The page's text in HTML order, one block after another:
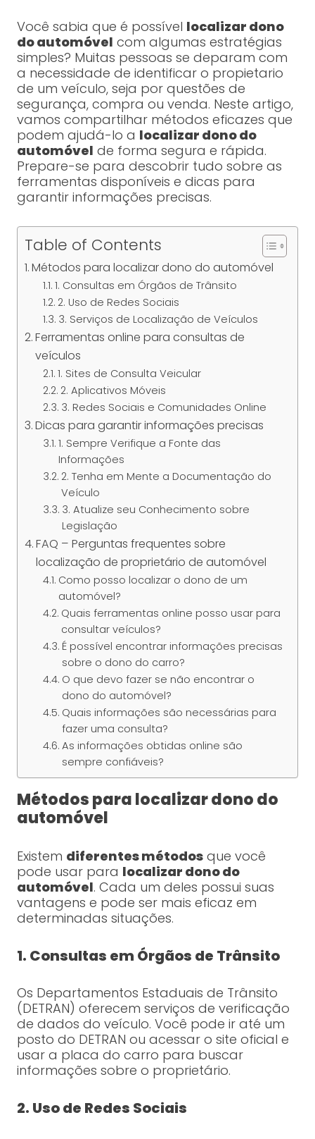
Você sabia que é possível localizar dono
do automóvel com algumas estratégias
simples? Muitas pessoas se deparam com
a necessidade de identificar o propietario
de um veículo, seja por questões de
segurança, compra ou venda. Neste artigo,
vamos compartilhar métodos eficazes que
podem ajudá-lo a localizar dono do
automóvel de forma segura e rápida.
Prepare-se para descobrir tudo sobre as
ferramentas disponíveis e dicas para
garantir informações precisas.
Table of Contents
Métodos para localizar dono do automóvel
1. Consultas em Órgãos de Trânsito
2. Uso de Redes Sociais
3. Serviços de Localização de Veículos
Ferramentas online para consultas de
veículos
1. Sites de Consulta Veicular
2. Aplicativos Móveis
3. Redes Sociais e Comunidades Online
Dicas para garantir informações precisas
1. Sempre Verifique a Fonte das
Informações
2. Tenha em Mente a Documentação do
Veículo
3. Atualize seu Conhecimento sobre
Legislação
FAQ – Perguntas frequentes sobre
localização de proprietário de automóvel
Como posso localizar o dono de um
automóvel?
Quais ferramentas online posso usar para
consultar veículos?
É possível encontrar informações precisas
sobre o dono do carro?
O que devo fazer se não encontrar o
dono do automóvel?
Quais informações são necessárias para
fazer uma consulta?
As informações obtidas online são
sempre confiáveis?
Métodos para localizar dono do
automóvel
Existem diferentes métodosque você
pode usar para localizar dono do
automóvel. Cada um deles possui suas
vantagens e pode ser mais eficaz em
determinadas situações.
1. Consultas em Órgãos de Trânsito
Os Departamentos Estaduais de Trânsito
(DETRAN) oferecem serviços de verificação
de dados do veículo. Você pode ir até um
posto do DETRAN ou acessar o site oficial e
usar a placa do carro para buscar
informações sobre o proprietário.
2. Uso de Redes Sociais